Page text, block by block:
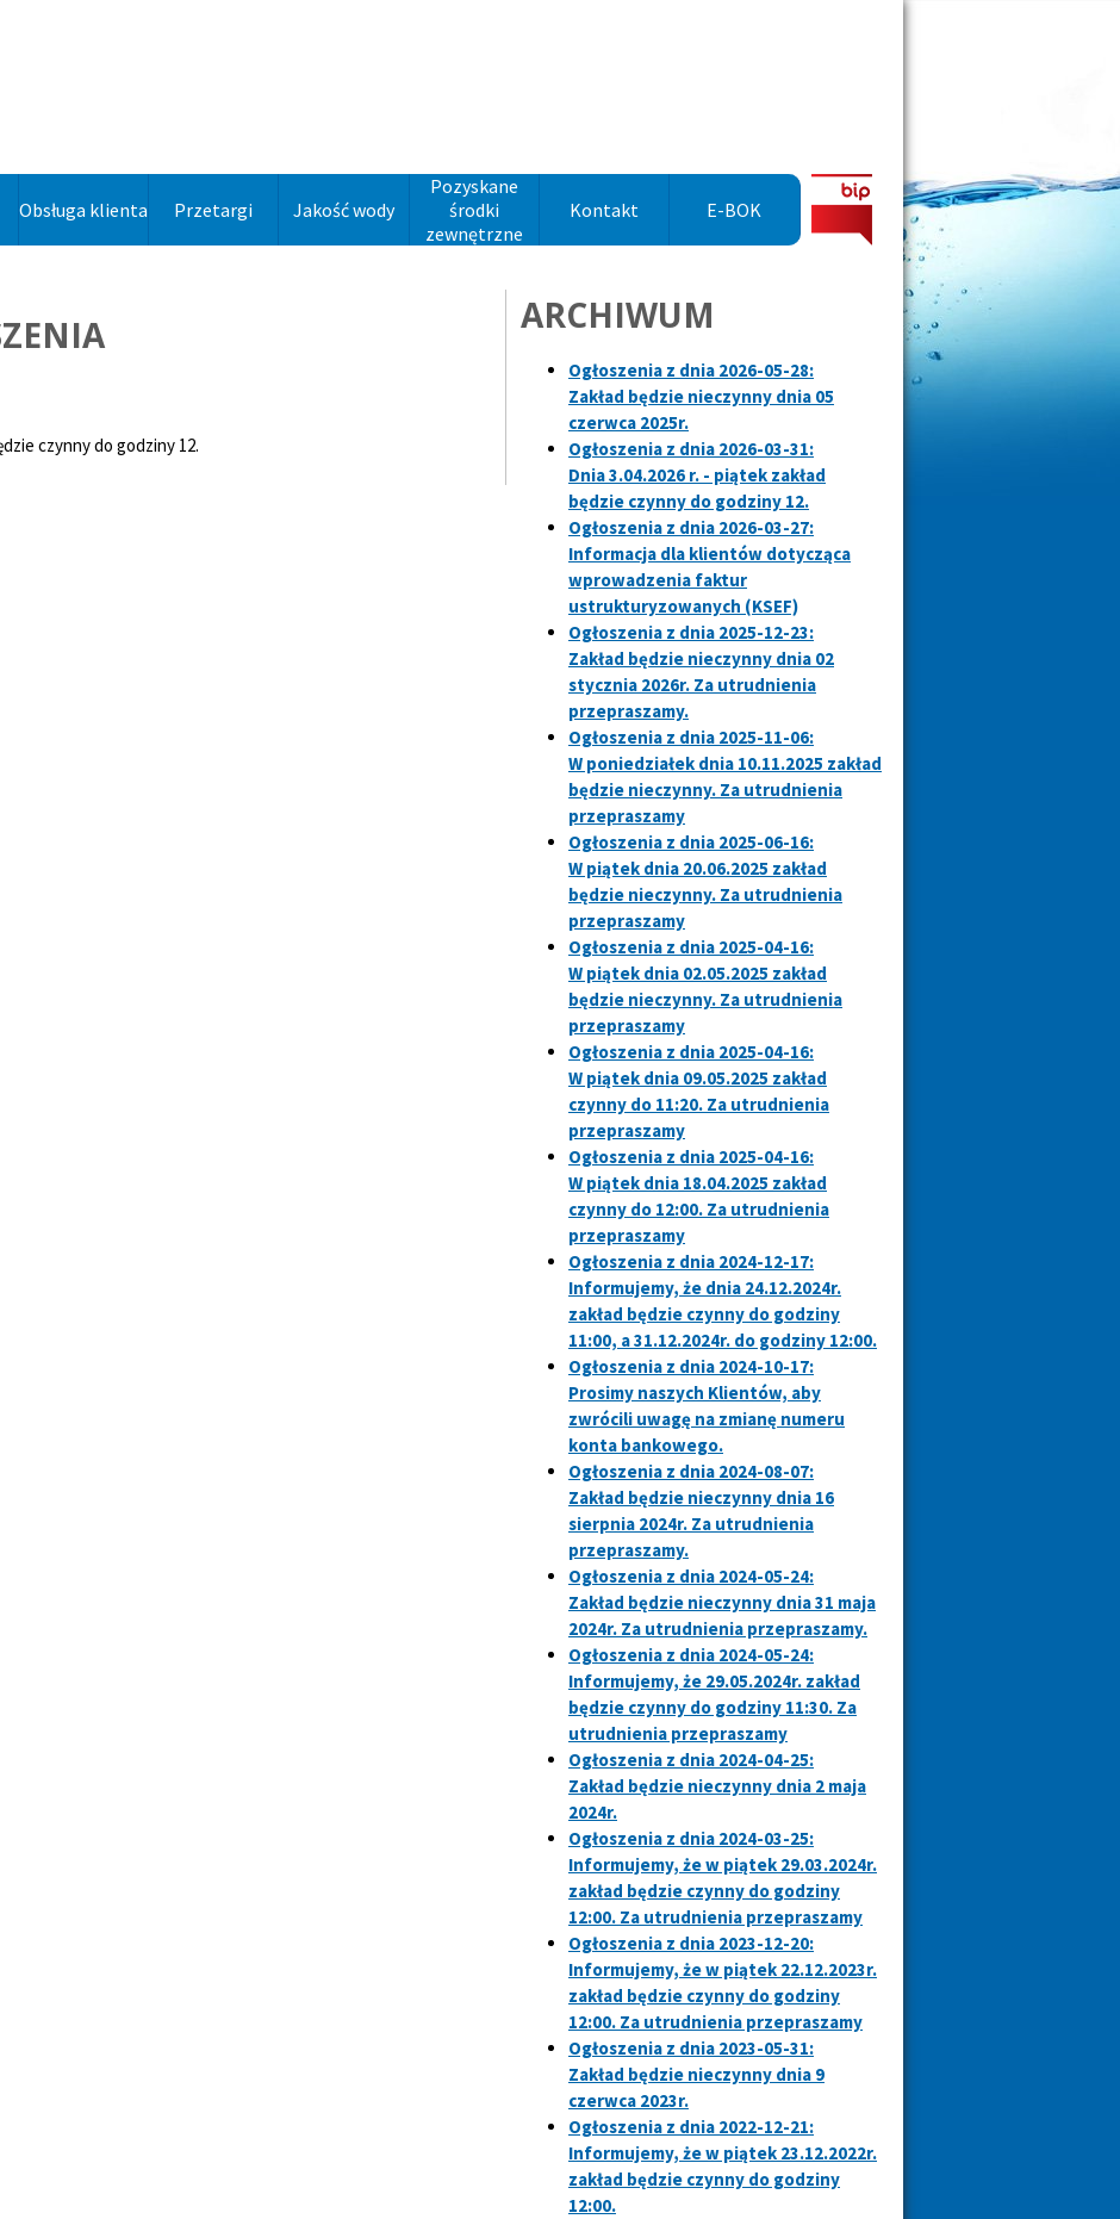
Obsługa klienta Przetargi Jakość wody
Pozyskane
środki
zewnętrzne
Kontakt E-BOK
ARCHIWUM
Ogłoszenia z dnia 2026-05-28:
Zakład będzie nieczynny dnia 05
czerwca 2025r.
Ogłoszenia z dnia 2026-03-31:
Dnia 3.04.2026 r. - piątek zakład
będzie czynny do godziny 12.
Ogłoszenia z dnia 2026-03-27:
Informacja dla klientów dotycząca
wprowadzenia faktur
ustrukturyzowanych (KSEF)
Ogłoszenia z dnia 2025-12-23:
Zakład będzie nieczynny dnia 02
stycznia 2026r. Za utrudnienia
przepraszamy.
Ogłoszenia z dnia 2025-11-06:
W poniedziałek dnia 10.11.2025 zakład
będzie nieczynny. Za utrudnienia
przepraszamy
Ogłoszenia z dnia 2025-06-16:
W piątek dnia 20.06.2025 zakład
będzie nieczynny. Za utrudnienia
przepraszamy
Ogłoszenia z dnia 2025-04-16:
W piątek dnia 02.05.2025 zakład
będzie nieczynny. Za utrudnienia
przepraszamy
Ogłoszenia z dnia 2025-04-16:
W piątek dnia 09.05.2025 zakład
czynny do 11:20. Za utrudnienia
przepraszamy
Ogłoszenia z dnia 2025-04-16:
W piątek dnia 18.04.2025 zakład
czynny do 12:00. Za utrudnienia
przepraszamy
Ogłoszenia z dnia 2024-12-17:
Informujemy, że dnia 24.12.2024r.
zakład będzie czynny do godziny
11:00, a31.12.2024r. do godziny 12:00.
Ogłoszenia z dnia 2024-10-17:
Prosimy naszych Klientów, aby
zwrócili uwagę na zmianę numeru
konta bankowego.
Ogłoszenia z dnia 2024-08-07:
Zakład będzie nieczynny dnia 16
sierpnia 2024r. Za utrudnienia
przepraszamy.
Ogłoszenia z dnia 2024-05-24:
Zakład będzie nieczynny dnia 31 maja
2024r. Za utrudnienia przepraszamy.
Ogłoszenia z dnia 2024-05-24:
Informujemy, że 29.05.2024r. zakład
będzie czynny do godziny 11:30. Za
utrudnienia przepraszamy
Ogłoszenia z dnia 2024-04-25:
Zakład będzie nieczynny dnia 2 maja
2024r.
Ogłoszenia z dnia 2024-03-25:
Informujemy, że w piątek 29.03.2024r.
zakład będzie czynny do godziny
12:00. Za utrudnienia przepraszamy
Ogłoszenia z dnia 2023-12-20:
Informujemy, że w piątek 22.12.2023r.
zakład będzie czynny do godziny
12:00. Za utrudnienia przepraszamy
Ogłoszenia z dnia 2023-05-31:
Zakład będzie nieczynny dnia 9
czerwca 2023r.
Ogłoszenia z dnia 2022-12-21:
Informujemy, że w piątek 23.12.2022r.
zakład będzie czynny do godziny
12:00.
czynny do godziny 12.